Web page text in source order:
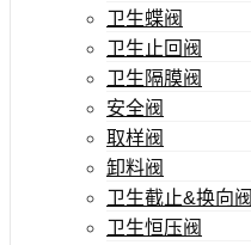
卫生蝶阀
卫生止回阀
卫生隔膜阀
安全阀
取样阀
卸料阀
卫生截止&换向阀
卫生恒压阀